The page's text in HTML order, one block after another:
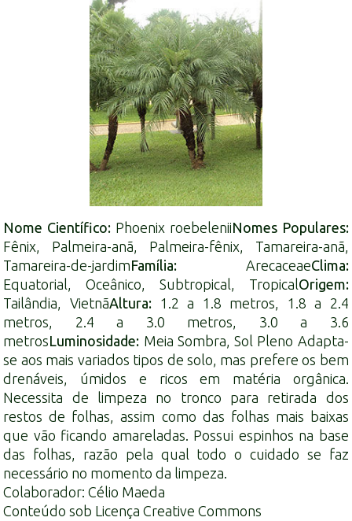
Nome Científico: Phoenix roebeleniiNomes Populares:
Fênix, Palmeira-anã, Palmeira-fênix, Tamareira-anã,
Tamareira-de-jardimFamília: ArecaceaeClima:
Equatorial, Oceânico, Subtropical, TropicalOrigem:
Tailândia, VietnãAltura: 1.2 a 1.8 metros, 1.8 a 2.4
metros, 2.4 a 3.0 metros, 3.0 a 3.6
metrosLuminosidade: Meia Sombra, Sol Pleno Adapta-
se aos mais variados tipos de solo, mas prefere os bem
drenáveis, úmidos e ricos em matéria orgânica.
Necessita de limpeza no tronco para retirada dos
restos de folhas, assim como das folhas mais baixas
que vão ficando amareladas. Possui espinhos na base
das folhas, razão pela qual todo o cuidado se faz
necessário no momento da limpeza.
Colaborador: Célio Maeda
Conteúdo sob Licença Creative Commons